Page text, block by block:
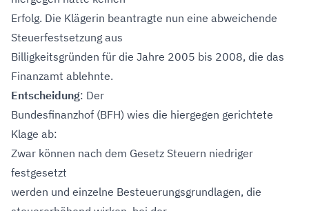
Erfolg. Die Klägerin beantragte nun eine abweichende
Steuerfestsetzung aus
Billigkeitsgründen für die Jahre 2005 bis 2008, die das
Finanzamt ablehnte.
Entscheidung: Der
Bundesfinanzhof (BFH) wies die hiergegen gerichtete
Klage ab:
Zwar können nach dem Gesetz Steuern niedriger
festgesetzt
werden und einzelne Besteuerungsgrundlagen, die